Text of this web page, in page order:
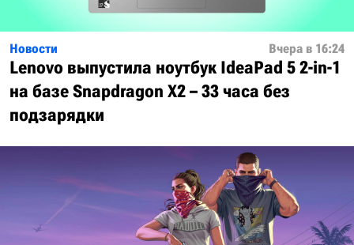
Новости Вчера в 16:24
Lenovo выпустила ноутбук IdeaPad 5 2-in-1
на базе Snapdragon X2 – 33 часа без
подзарядки